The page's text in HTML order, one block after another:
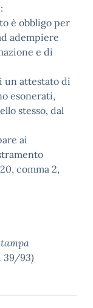
è obbligo per
adempiere
e di
un attestato di
esonerati,
stesso, dal
ai
comma 2,
39/93)